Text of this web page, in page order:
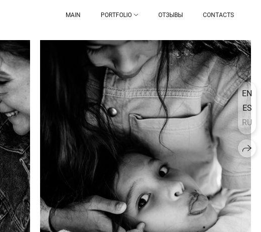
MAIN PORTFOLIO ОТЗЫВЫ CONTACTS
EN
ES
RU